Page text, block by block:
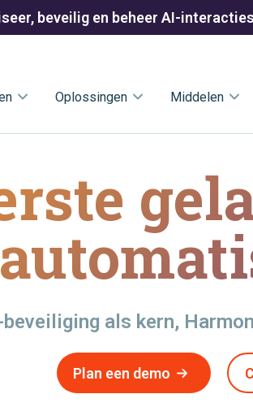
Oplossingen Middelen
beveilig en beheer AI-
als kern,
Plan een demo